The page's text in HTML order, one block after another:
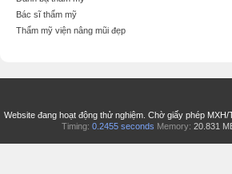
Bác sĩ thẩm mỹ
Thẩm mỹ viện nâng mũi đẹp
Website đang hoạt động thử nghiệm. Chờ giấy phép MXH/
Timing: 0.2455 seconds Memory: 20.831